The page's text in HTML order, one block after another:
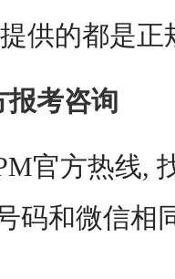
供的都是正
报考咨询
官方热线,
码和微信相